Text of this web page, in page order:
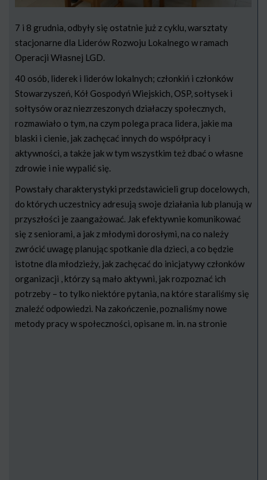
7 i 8 grudnia, odbyły się ostatnie już z cyklu, warsztaty
stacjonarne dla Liderów Rozwoju Lokalnego w ramach
Operacji Własnej LGD.
40 osób, liderek i liderów lokalnych; członkiń i członków
Stowarzyszeń, Kół Gospodyń Wiejskich, OSP, sołtysek i
sołtysów oraz niezrzeszonych działaczy społecznych,
rozmawiało o tym, na czym polega praca lidera, jakie ma
blaski i cienie, jak zachęcać innych do współpracy i
aktywności, a także jak w tym wszystkim też dbać o własne
zdrowie i nie wypalić się.
Powstały charakterystyki przedstawicieli grup docelowych,
do których uczestnicy adresują swoje działania lub planują w
przyszłości je zaangażować. Jak efektywnie komunikować
się z seniorami, a jak z młodymi dorosłymi, na co należy
zwrócić uwagę planując spotkanie dla dzieci, a co będzie
istotne dla młodzieży, jak zachęcać do inicjatywy członków
organizacji , którzy są mało aktywni, jak rozpoznać ich
potrzeby – to tylko niektóre pytania, na które staraliśmy się
znaleźć odpowiedzi. Na zakończenie, poznaliśmy nowe
metody pracy w społeczności, opisane m. in. na stronie